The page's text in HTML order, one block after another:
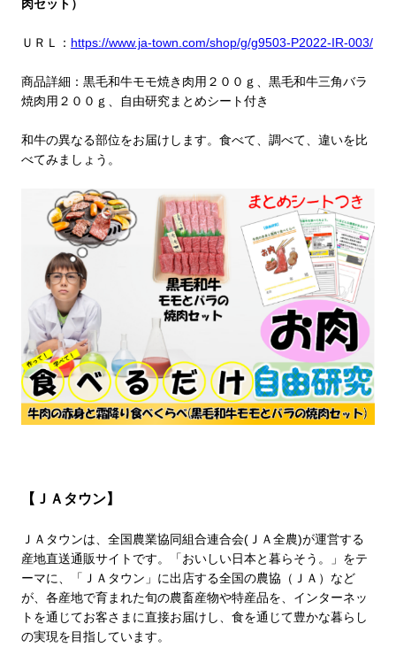
肉セット）
ＵＲＬ： https://www.ja-town.com/shop/g/g9503-P2022-IR-003/
商品詳細：黒毛和牛モモ焼き肉用２００ｇ、黒毛和牛三角バラ
焼肉用２００ｇ、自由研究まとめシート付き
和牛の異なる部位をお届けします。食べて、調べて、違いを比
べてみましょう。
【ＪＡタウン】
ＪＡタウンは、全国農業協同組合連合会(ＪＡ全農)が運営する
産地直送通販サイトです。「おいしい日本と暮らそう。」をテ
ーマに、「ＪＡタウン」に出店する全国の農協（ＪＡ）など
が、各産地で育まれた旬の農畜産物や特産品を、インターネッ
トを通じてお客さまに直接お届けし、食を通じて豊かな暮らし
の実現を目指しています。